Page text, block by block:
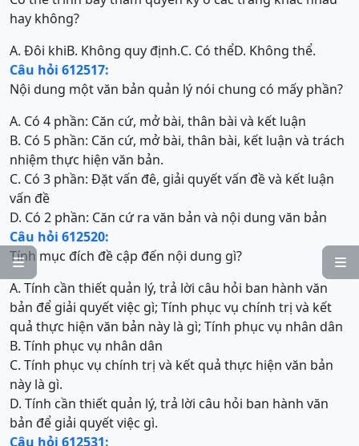


hay không?
A. Đôi khiB. Không quy định.C. Có thểD. Không thể.
Câu hỏi 612517:
Nội dung một văn bản quản lý nói chung có mấy phần?
A. Có 4 phần: Căn cứ, mở bài, thân bài và kết luận
B. Có 5 phần: Căn cứ, mở bài, thân bài, kết luận và trách
nhiệm thực hiện văn bản.
C. Có 3 phần: Đặt vấn đê, giải quyết vấn đề và kết luận
vấn đề
D. Có 2 phần: Căn cứ ra văn bản và nội dung văn bản
Câu hỏi 612520:
Tính mục đích đề cập đến nội dung gì?
A. Tính cần thiết quản lý, trả lời câu hỏi ban hành văn
bản để giải quyết việc gì; Tính phục vụ chính trị và kết
quả thực hiện văn bản này là gì; Tính phục vụ nhân dân
B. Tính phục vụ nhân dân
C. Tính phục vụ chính trị và kết quả thực hiện văn bản
này là gì.
D. Tính cần thiết quản lý, trả lời câu hỏi ban hành văn
bản để giải quyết việc gì.
Câu hỏi 612531: